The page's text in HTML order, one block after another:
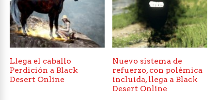
Llega el caballo
Perdición a Black
Desert Online
Nuevo sistema de
refuerzo, con polémica
incluida, llega a Black
Desert Online